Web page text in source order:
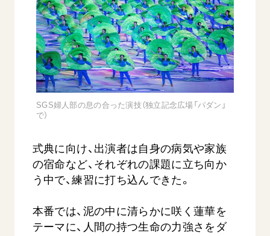
SGS婦人部の息の合った演技（独立記念広場「パダン」
で）
式典に向け、出演者は自身の病気や家族
の宿命など、それぞれの課題に立ち向か
う中で、練習に打ち込んできた。
本番では、泥の中に清らかに咲く蓮華を
テーマに、人間の持つ生命の力強さをダ